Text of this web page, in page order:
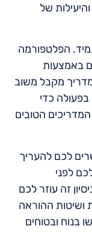
של
הפלטפורמה
באמצעות
מדריך מקבל משוב
בפעולה כדי
הטובים
לכם להעריך
לפני
זה עוזר לכם
ושיטות ההוראה
בנוח ובטוחים